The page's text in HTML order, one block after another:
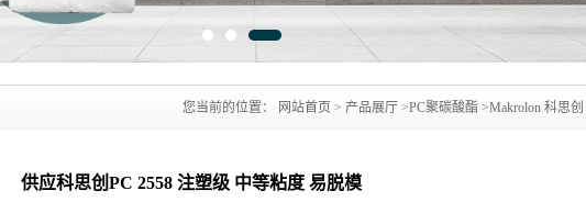
您当前的位置： 网站首页 > 产品展厅 >PC聚碳酸酯 >Makrolon 科思创
供应科思创PC 2558 注塑级 中等粘度 易脱模